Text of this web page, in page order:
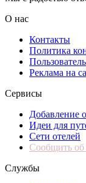
О нас
Контакты
Политика
Реклама на
Сервисы
Добавление
Идеи для
Сети отелей
Сообщить
Службы